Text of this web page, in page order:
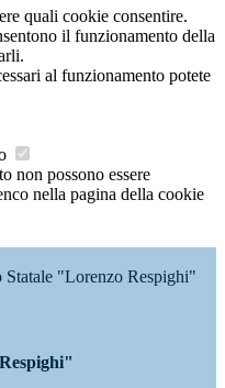
quali cookie consentire.
il funzionamento della
al funzionamento potete
non possono essere
nella pagina della cookie
"Lorenzo Respighi"